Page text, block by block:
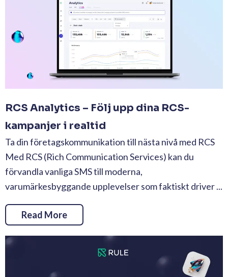
RCS Analytics – Följ upp dina RCS-
kampanjer i realtid
Ta din företagskommunikation till nästa nivå med RCS
Med RCS (Rich Communication Services) kan du
förvandla vanliga SMS till moderna,
varumärkesbyggande upplevelser som faktiskt driver ...
Read More